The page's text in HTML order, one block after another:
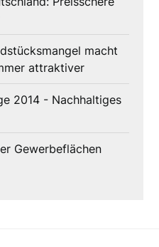
macht
attraktiver
2014 - Nachhaltiges
Gewerbeflächen